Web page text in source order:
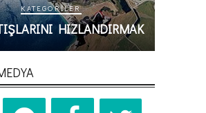
KATEGORILER
HIZLANDIRMAK